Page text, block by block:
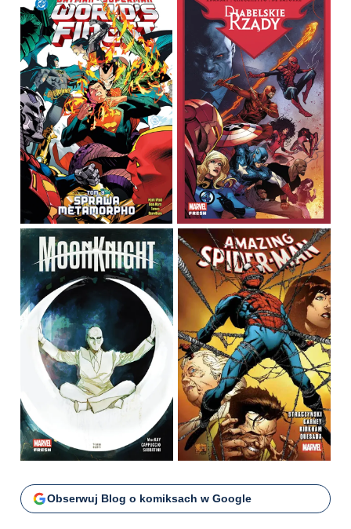
Obserwuj Blog o komiksach w Google